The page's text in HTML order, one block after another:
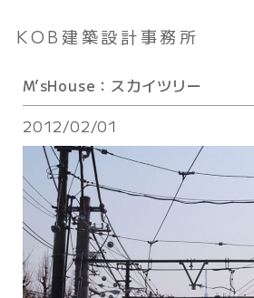
KOB建築設計事務所
M’sHouse：スカイツリー
2012/02/01